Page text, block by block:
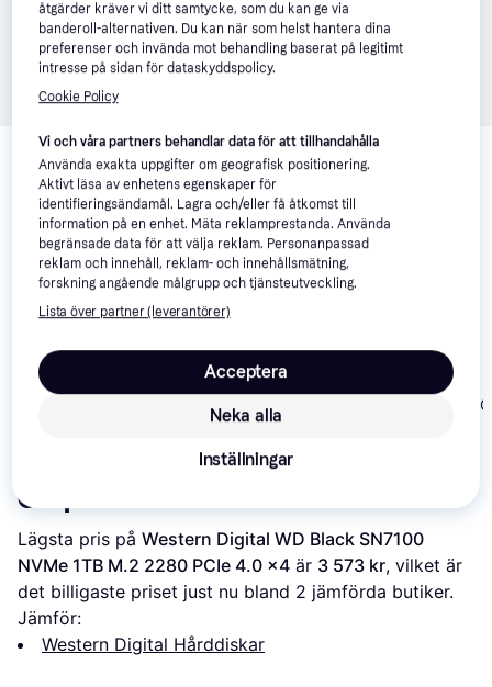
Relaterade produkter
Vi har plockat fram ett urval av produkter som kanske skulle
intressera dig. Visa alla
-14%
Western Digital
SN7100 1TB NVMe
Trendande
Crucial P310 M.2
2280 NVMe
(PCIe Gen 4 x4)
SSD 1TB
4.7
SNV3S/
Om produkten
Lägsta pris på Western Digital WD Black SN7100
NVMe 1TB M.2 2280 PCIe 4.0 x4 är 3 573 kr, vilket är
det billigaste priset just nu bland 2 jämförda butiker.
Jämför:
Western Digital Hårddiskar
åtgärder kräver vi ditt samtycke, som du kan ge via
banderoll-alternativen. Du kan när som helst hantera dina
preferenser och invända mot behandling baserat på legitimt
intresse på sidan för dataskyddspolicy.
Cookie Policy
Vi och våra partners behandlar data för att tillhandahålla
Använda exakta uppgifter om geografisk positionering.
Aktivt läsa av enhetens egenskaper för
identifieringsändamål. Lagra och/eller få åtkomst till
information på en enhet. Mäta reklamprestanda. Använda
begränsade data för att välja reklam. Personanpassad
reklam och innehåll, reklam- och innehållsmätning,
forskning angående målgrupp och tjänsteutveckling.
Lista över partner (leverantörer)
Neka alla
Acceptera
Inställningar